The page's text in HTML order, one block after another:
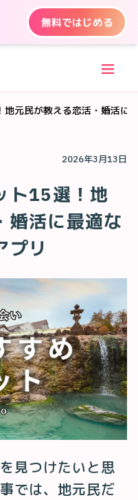
無料ではじめる
元民が教える恋活・婚活に
2026年3月13日
ト15選！地
婚活に最適な
プリ
見つけたいと思
では、地元民だ